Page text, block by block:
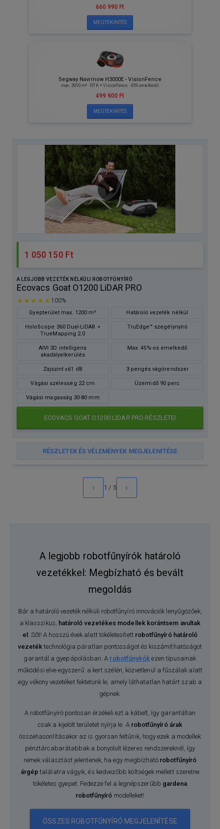
660 990 Ft
MEGTEKINTÉS
Segway Navimow H3000E - VisionFence
max. 3000 m² · RTK + VisionFence · 45% emelkedő
499 900 Ft
MEGTEKINTÉS
1 050 150 Ft
A LEGJOBB VEZETÉK NÉLKÜLI ROBOTFŰNYÍRÓ
Ecovacs Goat O1200 LiDAR PRO
★★★★★ 100%
Gyepterület max. 1200 m² Határoló vezeték nélkül
HoloScope 360 Dual-LiDAR +
TrueMapping 2.0
TruEdge™ szegélynyíró
AIVI 3D intelligens
akadályelkerülés
Max. 45%-os emelkedő
Zajszint ≤61 dB 3 pengés vágórendszer
Vágási szélesség 22 cm Üzemidő 90 perc
Vágási magasság 30-80 mm
ECOVACS GOAT O1200 LIDAR PRO RÉSZLETEI
RÉSZLETEK ÉS VÉLEMÉNYEK MEGJELENÍTÉSE
‹ 1 / 5 ›
A legjobb robotfűnyírók határoló
vezetékkel: Megbízható és bevált
megoldás
Bár a határoló vezeték nélküli robotfűnyíró innovációk lenyűgözőek,
a klasszikus, határoló vezetékes modellek korántsem avultak
el . Sőt! A hosszú évek alatt tökéletesített robotfűnyíró határoló
vezeték technológia páratlan pontosságot és kiszámíthatóságot
garantál a gyepápolásban. A robotfűnyírók ezen típusainak
működési elve egyszerű: a kert szélén, közvetlenül a fűszálak alatt
egy vékony vezetéket fektetünk le, amely láthatatlan határt szab a
gépnek.
A robotfűnyíró pontosan érzékeli ezt a kábelt, így garantáltan
csak a kijelölt területet nyírja le. A robotfűnyíró árak
összehasonlításakor az is gyorsan feltűnik, hogy ezek a modellek
pénztárcabarátabbak a bonyolult lézeres rendszereknél, így
remek választást jelentenek, ha egy megbízható robotfűnyíró
árgép találatra vágyik, és kedvezőbb költségek mellett szeretne
tökéletes gyepet. Fedezze fel a legnépszerűbb gardena
robotfűnyíró modelleket!
ÖSSZES ROBOTFŰNYÍRÓ MEGJELENÍTÉSE